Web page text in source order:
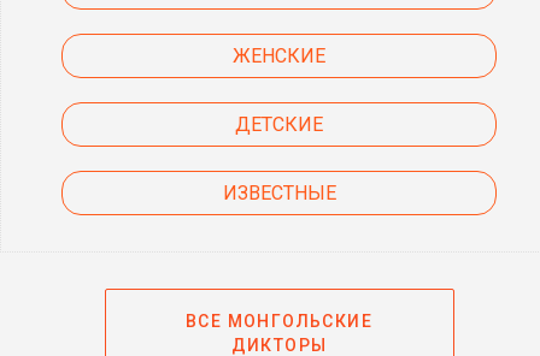
ЖЕНСКИЕ
ДЕТСКИЕ
ИЗВЕСТНЫЕ
ВСЕ МОНГОЛЬСКИЕ
ДИКТОРЫ